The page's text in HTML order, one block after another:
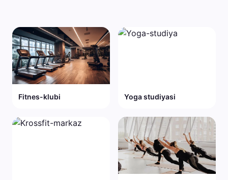
Fitnes-klubi Yoga studiyasi